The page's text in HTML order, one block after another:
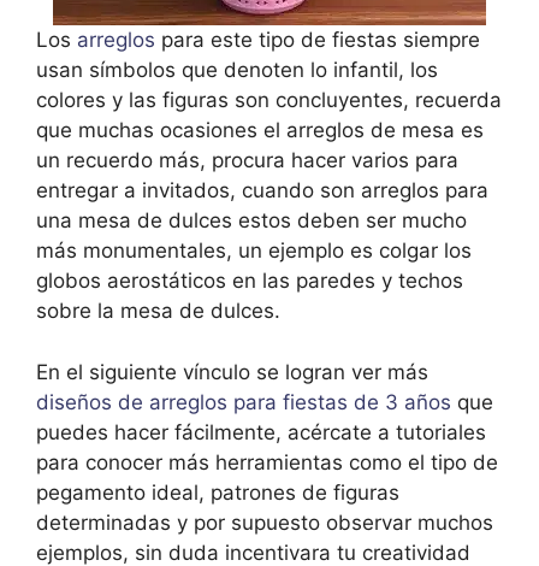
Los arreglos para este tipo de fiestas siempre
usan símbolos que denoten lo infantil, los
colores y las figuras son concluyentes, recuerda
que muchas ocasiones el arreglos de mesa es
un recuerdo más, procura hacer varios para
entregar a invitados, cuando son arreglos para
una mesa de dulces estos deben ser mucho
más monumentales, un ejemplo es colgar los
globos aerostáticos en las paredes y techos
sobre la mesa de dulces.
En el siguiente vínculo se logran ver más
diseños de arreglos para fiestas de 3 años que
puedes hacer fácilmente, acércate a tutoriales
para conocer más herramientas como el tipo de
pegamento ideal, patrones de figuras
determinadas y por supuesto observar muchos
ejemplos, sin duda incentivara tu creatividad